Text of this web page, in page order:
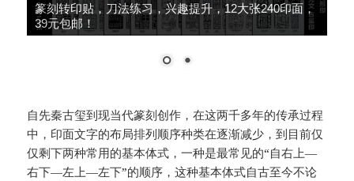
篆刻转印贴，刀法练习，兴趣提升，12大张240印面，
39元包邮！
自先秦古玺到现当代篆刻创作，在这两千多年的传承过程
中，印面文字的布局排列顺序种类在逐渐减少，到目前仅
仅剩下两种常用的基本体式，一种是最常见的“自右上—
右下—左上—左下”的顺序，这种基本体式自古至今不论